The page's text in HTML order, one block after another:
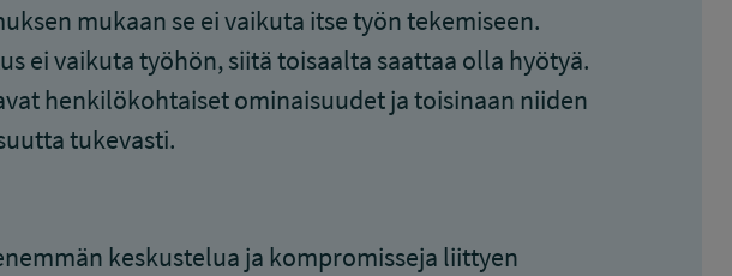
mukaan se ei vaikuta itse työn tekemiseen.
ei vaikuta työhön, siitä toisaalta saattaa olla hyötyä.
henkilökohtaiset ominaisuudet ja toisinaan niiden
tukevasti.
keskustelua ja kompromisseja liittyen